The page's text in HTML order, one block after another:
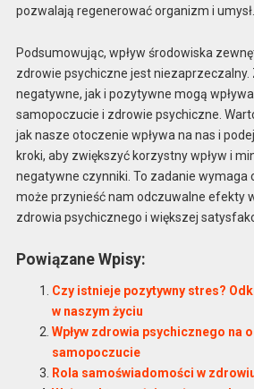
pozwalają regenerować organizm i umysł.
Podsumowując, wpływ środowiska
zdrowie psychiczne jest niezaprzeczalny.
negatywne, jak i pozytywne mogą
samopoczucie i zdrowie psychiczne.
jak nasze otoczenie wpływa na nas i
kroki, aby zwiększyć korzystny wpływ i
negatywne czynniki. To zadanie wymaga
może przynieść nam odczuwalne efekty
zdrowia psychicznego i większej
Powiązane Wpisy:
Czy istnieje pozytywny stres?
w naszym życiu
Wpływ zdrowia psychicznego na
samopoczucie
Rola samoświadomości w